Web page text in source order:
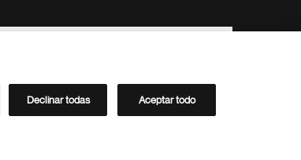
Directorio de Novartis
Declinar todas Aceptar todo